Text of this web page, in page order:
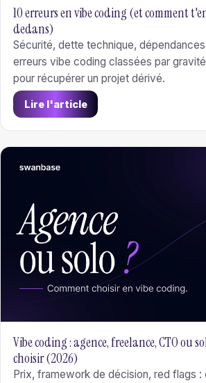
10 erreurs en vibe coding (et comment
dedans)
Sécurité, dette technique,
erreurs vibe coding classées par
pour récupérer un projet dérivé.
Lire l'article
Vibe coding : agence, freelance, CTO ou
choisir (2026)
Prix, framework de décision, red flags :